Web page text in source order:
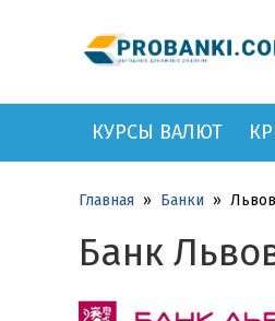
КУРСЫ ВАЛЮТ
Главная » Банки » Львов
Банк